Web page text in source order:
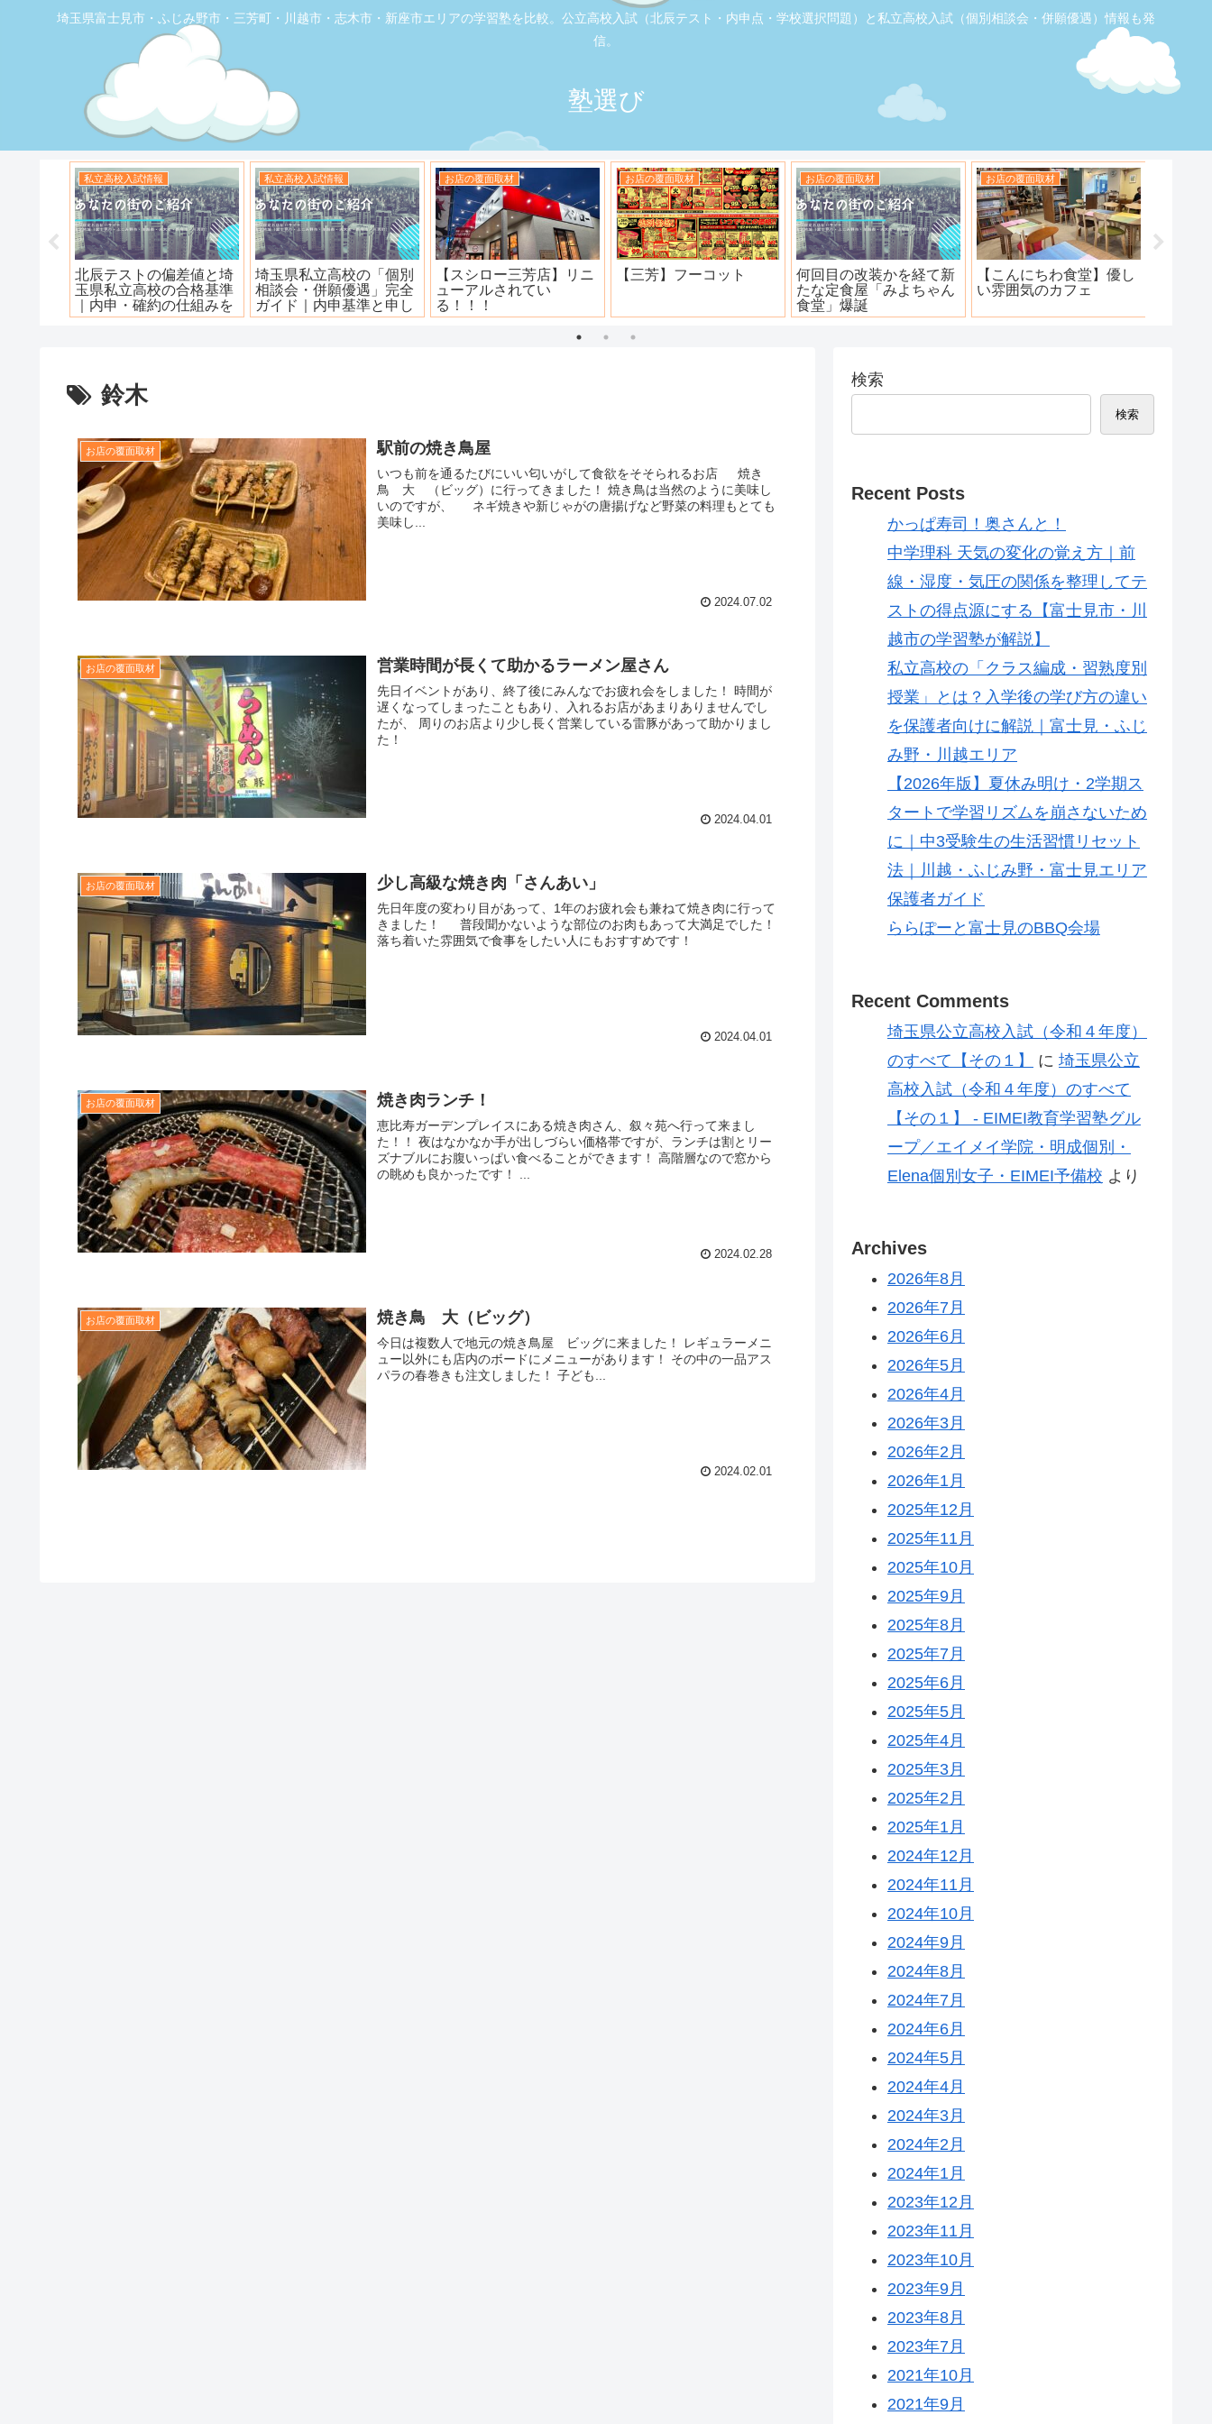
埼玉県富士見市・ふじみ野市・三芳町・川越市・志木市・新座市エリアの学習塾を比較。公立高校入試（北辰テスト・内申点・学校選択問題）と私立高校入試（個別相談会・併願優遇）情報も発
信。
塾選び
お店の覆面取材
【トナリエふじみ野】ワ
ンダーステーキ🥩😋
お店の覆面取材
【新座】日曜ロピア寿司
お店の覆面取材
大衆焼肉ホール ニュー宝
島
お店の覆面取材
地元本格寿司屋。おり
お店の覆面取材
【ふじみ野】素敵なステ
ーキ！ワンダーステー
キ！
お店の覆面取材
ハンバーグ工房 川越新河
岸店
鈴木
お店の覆面取材 駅前の焼き鳥屋
いつも前を通るたびにいい匂いがして食欲をそそられるお店 焼き
鳥 大 （ビッグ）に行ってきました！ 焼き鳥は当然のように美味し
いのですが、 ネギ焼きや新じゃがの唐揚げなど野菜の料理もとても
美味し...
2024.07.02
お店の覆面取材 営業時間が長くて助かるラーメン屋さん
先日イベントがあり、終了後にみんなでお疲れ会をしました！ 時間が
遅くなってしまったこともあり、入れるお店があまりありませんでし
たが、 周りのお店より少し長く営業している雷豚があって助かりまし
た！
2024.04.01
お店の覆面取材 少し高級な焼き肉「さんあい」
先日年度の変わり目があって、1年のお疲れ会も兼ねて焼き肉に行って
きました！ 普段聞かないような部位のお肉もあって大満足でした！
落ち着いた雰囲気で食事をしたい人にもおすすめです！
2024.04.01
お店の覆面取材 焼き肉ランチ！
恵比寿ガーデンプレイスにある焼き肉さん、叙々苑へ行って来まし
た！！ 夜はなかなか手が出しづらい価格帯ですが、ランチは割とリー
ズナブルにお腹いっぱい食べることができます！ 高階層なので窓から
の眺めも良かったです！ ...
2024.02.28
お店の覆面取材 焼き鳥 大（ビッグ）
今日は複数人で地元の焼き鳥屋 ビッグに来ました！ レギュラーメニ
ュー以外にも店内のボードにメニューがあります！ その中の一品アス
パラの春巻きも注文しました！ 子ども...
2024.02.01
検索
検索
Recent Posts
かっぱ寿司！奥さんと！
中学理科 天気の変化の覚え方｜前
線・湿度・気圧の関係を整理してテ
ストの得点源にする【富士見市・川
越市の学習塾が解説】
私立高校の「クラス編成・習熟度別
授業」とは？入学後の学び方の違い
を保護者向けに解説｜富士見・ふじ
み野・川越エリア
【2026年版】夏休み明け・2学期ス
タートで学習リズムを崩さないため
に｜中3受験生の生活習慣リセット
法｜川越・ふじみ野・富士見エリア
保護者ガイド
ららぽーと富士見のBBQ会場
Recent Comments
埼玉県公立高校入試（令和４年度）
のすべて【その１】
に 埼玉県公立
高校入試（令和４年度）のすべて
【その１】 - EIMEI教育学習塾グル
ープ／エイメイ学院・明成個別・
Elena個別女子・EIMEI予備校 より
Archives
2026年8月
2026年7月
2026年6月
2026年5月
2026年4月
2026年3月
2026年2月
2026年1月
2025年12月
2025年11月
2025年10月
2025年9月
2025年8月
2025年7月
2025年6月
2025年5月
2025年4月
2025年3月
2025年2月
2025年1月
2024年12月
2024年11月
2024年10月
2024年9月
2024年8月
2024年7月
2024年6月
2024年5月
2024年4月
2024年3月
2024年2月
2024年1月
2023年12月
2023年11月
2023年10月
2023年9月
2023年8月
2023年7月
2021年10月
2021年9月